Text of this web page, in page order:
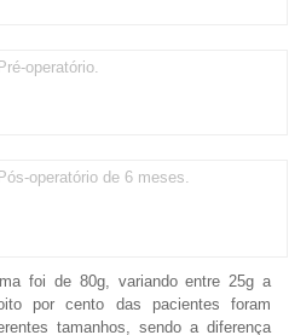
Pré-operatório.
Pós-operatório de 6 meses.
foi de 80g, variando entre 25g a
por cento das pacientes foram
tamanhos, sendo a diferença